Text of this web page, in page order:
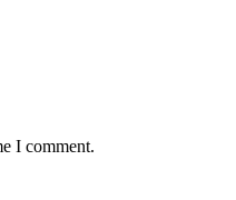
I comment.